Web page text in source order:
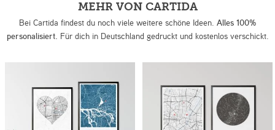
MEHR VON CARTIDA
Bei Cartida findest du noch viele weitere schöne Ideen. Alles 100%
personalisiert. Für dich in Deutschland gedruckt und kostenlos verschickt.